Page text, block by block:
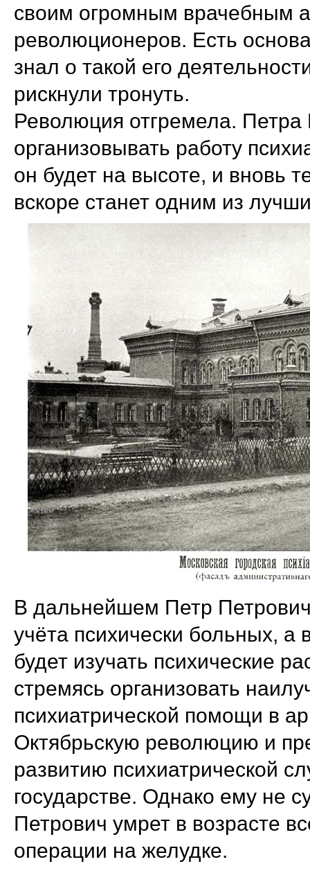
своим огромным врачебным
революционеров. Есть
знал о такой его
рискнули тронуть.
Революция отгремела.
организовывать работу
он будет на высоте, и вновь
вскоре станет одним из
В дальнейшем Петр Петрович
учёта психически больных,
будет изучать психические
стремясь организовать
психиатрической помощи в
Октябрьскую революцию и
развитию психиатрической
государстве. Однако ему не
Петрович умрет в возрасте
операции на желудке.